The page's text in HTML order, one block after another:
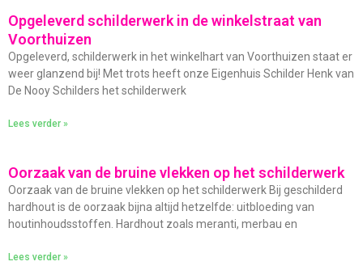
Opgeleverd schilderwerk in de winkelstraat van
Voorthuizen
Opgeleverd, schilderwerk in het winkelhart van Voorthuizen staat er
weer glanzend bij! Met trots heeft onze Eigenhuis Schilder Henk van
De Nooy Schilders het schilderwerk
Lees verder »
Oorzaak van de bruine vlekken op het schilderwerk
Oorzaak van de bruine vlekken op het schilderwerk Bij geschilderd
hardhout is de oorzaak bijna altijd hetzelfde: uitbloeding van
houtinhoudsstoffen. Hardhout zoals meranti, merbau en
Lees verder »